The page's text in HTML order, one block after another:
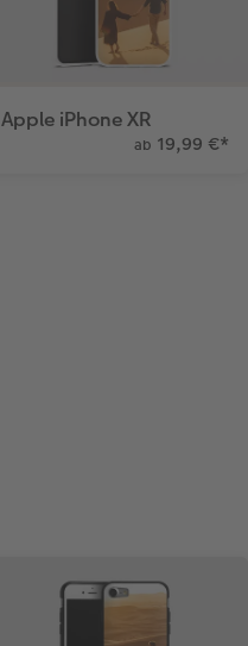
Apple iPhone XR
ab 19,99 €*